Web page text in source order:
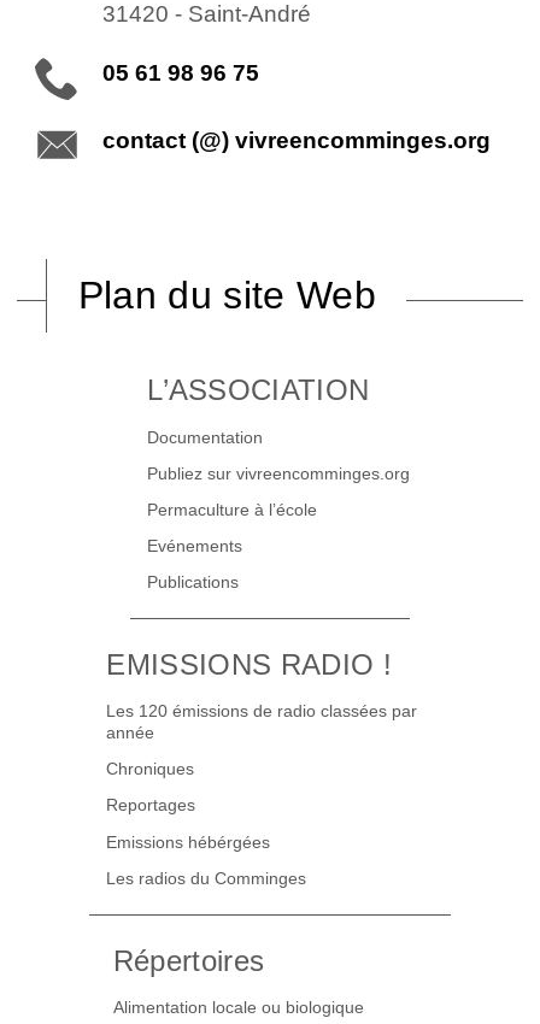
31420 - Saint-André
05 61 98 96 75
contact (@) vivreencomminges.org
Plan du site Web
L’ASSOCIATION
Documentation
Publiez sur vivreencomminges.org
Permaculture à l’école
Evénements
Publications
EMISSIONS RADIO !
Les 120 émissions de radio classées par
année
Chroniques
Reportages
Emissions hébérgées
Les radios du Comminges
Répertoires
Alimentation locale ou biologique